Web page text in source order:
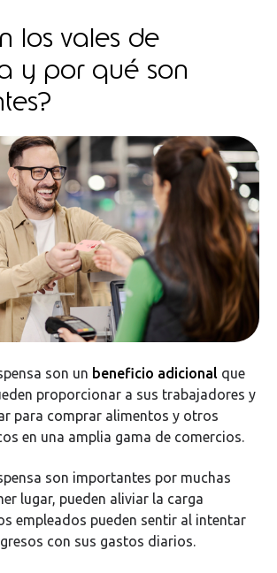
los vales de
y por qué son
son un beneficio adicional que
proporcionar a sus trabajadores y
para comprar alimentos y otros
en una amplia gama de comercios.
son importantes por muchas
lugar, pueden aliviar la carga
empleados pueden sentir al intentar
con sus gastos diarios.